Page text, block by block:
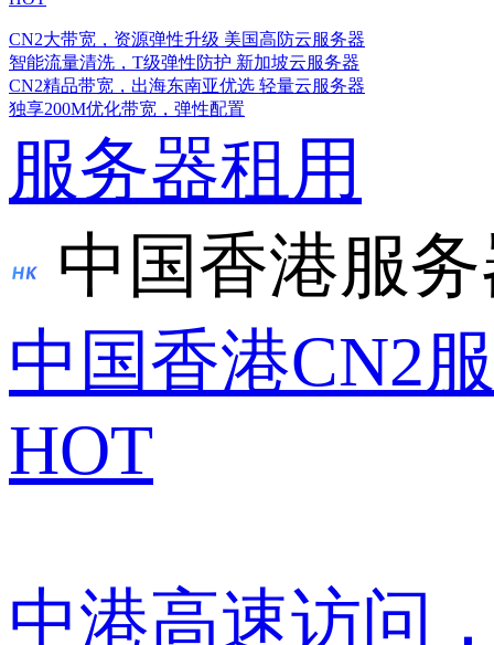
CN2大带宽，资源弹性升级 美国高防云服务器
智能流量清洗，T级弹性防护 新加坡云服务器
CN2精品带宽，出海东南亚优选 轻量云服务器
独享200M优化带宽，弹性配置
服务器租用
中国香港服
中国香港CN2
HOT
中港高速访问